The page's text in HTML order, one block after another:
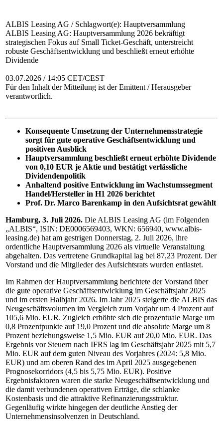
ALBIS Leasing AG / Schlagwort(e): Hauptversammlung
ALBIS Leasing AG: Hauptversammlung 2026 bekräftigt
strategischen Fokus auf Small Ticket-Geschäft, unterstreicht
robuste Geschäftsentwicklung und beschließt erneut erhöhte
Dividende
03.07.2026 / 14:05 CET/CEST
Für den Inhalt der Mitteilung ist der Emittent / Herausgeber
verantwortlich.
Konsequente Umsetzung der Unternehmensstrategie
sorgt für gute operative Geschäftsentwicklung und
positiven Ausblick
Hauptversammlung beschließt erneut erhöhte Dividende
von 0,10 EUR je Aktie und bestätigt verlässliche
Dividendenpolitik
Anhaltend positive Entwicklung im Wachstumssegment
Handel/Hersteller in H1 2026 berichtet
Prof. Dr. Marco Barenkamp in den Aufsichtsrat gewählt
Hamburg, 3. Juli 2026. Die ALBIS Leasing AG (im Folgenden
„ALBIS“, ISIN: DE0006569403, WKN: 656940, www.albis-
leasing.de) hat am gestrigen Donnerstag, 2. Juli 2026, ihre
ordentliche Hauptversammlung 2026 als virtuelle Veranstaltung
abgehalten. Das vertretene Grundkapital lag bei 87,23 Prozent. Der
Vorstand und die Mitglieder des Aufsichtsrats wurden entlastet.
Im Rahmen der Hauptversammlung berichtete der Vorstand über
die gute operative Geschäftsentwicklung im Geschäftsjahr 2025
und im ersten Halbjahr 2026. Im Jahr 2025 steigerte die ALBIS das
Neugeschäftsvolumen im Vergleich zum Vorjahr um 4 Prozent auf
105,6 Mio. EUR. Zugleich erhöhte sich die prozentuale Marge um
0,8 Prozentpunkte auf 19,0 Prozent und die absolute Marge um 8
Prozent beziehungsweise 1,5 Mio. EUR auf 20,0 Mio. EUR. Das
Ergebnis vor Steuern nach IFRS lag im Geschäftsjahr 2025 mit 5,7
Mio. EUR auf dem guten Niveau des Vorjahres (2024: 5,8 Mio.
EUR) und am oberen Rand des im April 2025 ausgegebenen
Prognosekorridors (4,5 bis 5,75 Mio. EUR). Positive
Ergebnisfaktoren waren die starke Neugeschäftsentwicklung und
die damit verbundenen operativen Erträge, die schlanke
Kostenbasis und die attraktive Refinanzierungsstruktur.
Gegenläufig wirkte hingegen der deutliche Anstieg der
Unternehmensinsolvenzen in Deutschland.